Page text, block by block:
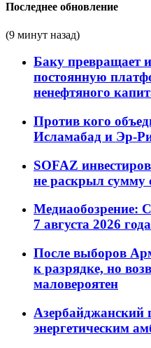
Последнее обновление
(9 минут назад)
Баку превращает
постоянную
ненефтяного
Против кого
Исламабад и Эр-
SOFAZ
не раскрыл сумму
Медиаобозрение:
7 августа 2026 года
После выборов
к разрядке, но
маловероятен
Азербайджанский
энергетическим